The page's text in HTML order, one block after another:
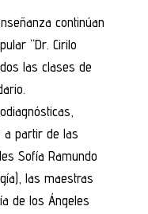
continúan
“Dr. Cirilo
las clases de
a partir de las
Sofía Ramundo
las maestras
de los Ángeles